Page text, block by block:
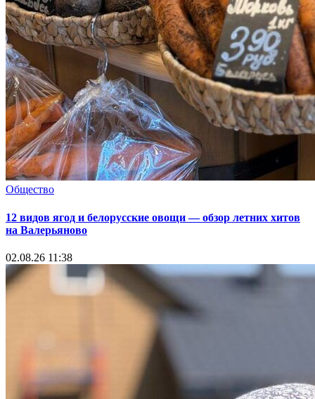
Общество
12 видов ягод и белорусские овощи — обзор летних хитов
на Валерьяново
02.08.26 11:38